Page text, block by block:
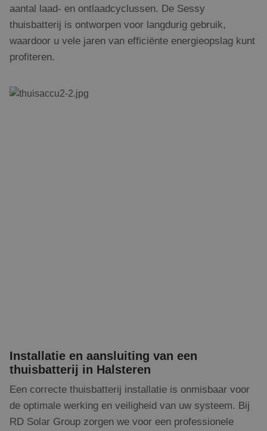
aantal laad- en ontlaadcyclussen. De Sessy
thuisbatterij is ontworpen voor langdurig gebruik,
waardoor u vele jaren van efficiënte energieopslag kunt
profiteren.
Installatie en aansluiting van een
thuisbatterij in Halsteren
Een correcte thuisbatterij installatie is onmisbaar voor
de optimale werking en veiligheid van uw systeem. Bij
RD Solar Group zorgen we voor een professionele